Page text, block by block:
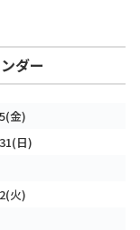
ダー
金)
日)
火)